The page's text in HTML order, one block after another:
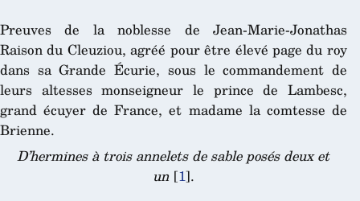
Preuves de la noblesse de Jean-Marie-Jonathas
Raison du Cleuziou, agréé pour être élevé page du roy
dans sa Grande Écurie, sous le commandement de
leurs altesses monseigneur le prince de Lambesc,
grand écuyer de France, et madame la comtesse de
Brienne.
D’hermines à trois annelets de sable posés deux et
un[1].